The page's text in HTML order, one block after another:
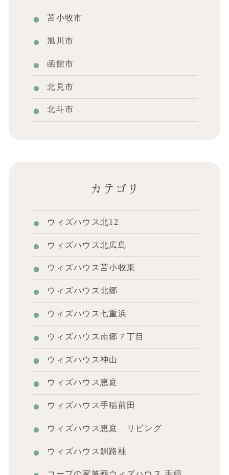
苫小牧市
旭川市
函館市
北見市
北斗市
カテゴリ
ウィズハウス北12
ウィズハウス北広島
ウィズハウス苫小牧東
ウィズハウス北郷
ウィズハウス七重浜
ウィズハウス南郷７丁目
ウィズハウス神山
ウィズハウス恵庭
ウィズハウス手稲前田
ウィズハウス恵庭 リビング
ウィズハウス釧路桂